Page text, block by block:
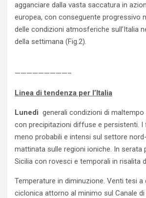
agganciare dalla vasta saccatura in
europea, con conseguente progressivo
delle condizioni atmosferiche sull’Italia
della settimana (Fig.2).
—————————–
Linea di tendenza per l’Italia
Lunedì generali condizioni di maltempo
con precipitazioni diffuse e persistenti. I
meno probabili e intensi sul settore
mattinata sulle regioni ioniche. In serata
Sicilia con rovesci e temporali in risalita
Temperature in diminuzione. Venti tesi a
ciclonica attorno al minimo sul Canale di